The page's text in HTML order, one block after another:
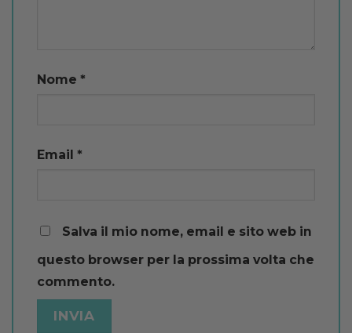
Nome *
Email *
Salva il mio nome, email e sito web in
questo browser per la prossima volta che
commento.